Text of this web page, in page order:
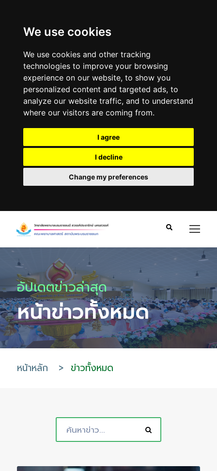
We use cookies
We use cookies and other tracking
technologies to improve your browsing
experience on our website, to show you
personalized content and targeted ads, to
analyze our website traffic, and to understand
where our visitors are coming from.
I agree
I decline
Change my preferences
อัปเดตข่าวล่าสุด
หน้าข่าวทั้งหมด
หน้าหลัก > ข่าวทั้งหมด